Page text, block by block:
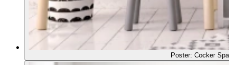
Poster: Cocker